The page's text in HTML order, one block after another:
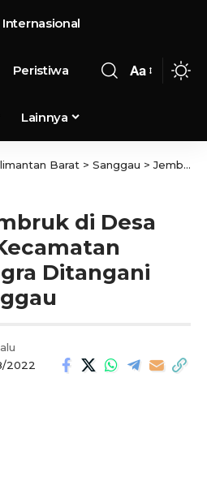
Internasional
Peristiwa
Lainnya
Aa
Barat > Sanggau >Jembatan Ambruk di Desa Raut Muara Kecamatan Sekayam, Segra Ditangani Pemkab Sanggau
di Desa
Ditangani
2022